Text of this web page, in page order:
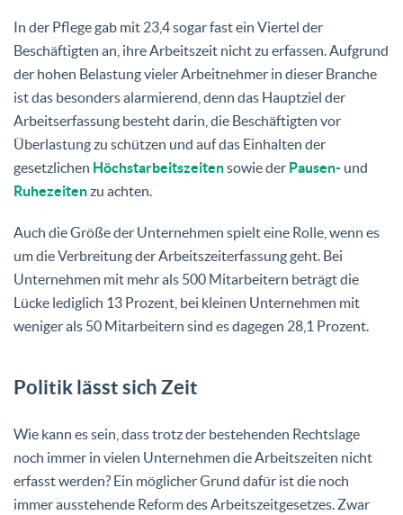
In der Pflege gab mit 23,4 sogar fast ein Viertel der
Beschäftigten an, ihre Arbeitszeit nicht zu erfassen. Aufgrund
der hohen Belastung vieler Arbeitnehmer in dieser Branche
ist das besonders alarmierend, denn das Hauptziel der
Arbeitserfassung besteht darin, die Beschäftigten vor
Überlastung zu schützen und auf das Einhalten der
gesetzlichen Höchstarbeitszeitensowie der Pausen- und
Ruhezeitenzu achten.
Auch die Größe der Unternehmen spielt eine Rolle, wenn es
um die Verbreitung der Arbeitszeiterfassung geht. Bei
Unternehmen mit mehr als 500 Mitarbeitern beträgt die
Lücke lediglich 13 Prozent, bei kleinen Unternehmen mit
weniger als 50 Mitarbeitern sind es dagegen 28,1 Prozent.
Politik lässt sich Zeit
Wie kann es sein, dass trotz der bestehenden Rechtslage
noch immer in vielen Unternehmen die Arbeitszeiten nicht
erfasst werden? Ein möglicher Grund dafür ist die noch
immer ausstehende Reform des Arbeitszeitgesetzes. Zwar